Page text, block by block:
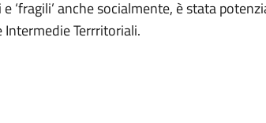
‘fragili’ anche socialmente, è stata
Intermedie Terrritoriali.